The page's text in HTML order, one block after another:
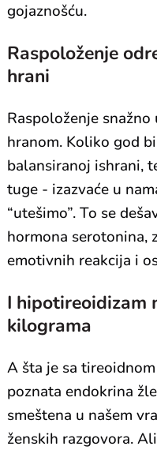
gojaznošću.
Raspoloženje
hrani
Raspoloženje
hranom. Koliko god
balansiranoj ishrani,
tuge - izazvaće u
“utešimo”. To se
hormona serotonina,
emotivnih reakcija i
I hipotireoidizam
kilograma
A šta je sa
poznata endokrina
smeštena u našem
ženskih razgovora.